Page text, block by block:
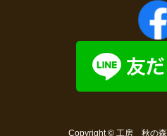
Copyright © 工房 秋の森